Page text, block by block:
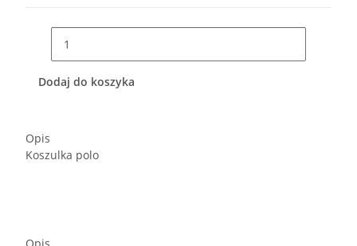
Dodaj do koszyka
Opis
Koszulka polo